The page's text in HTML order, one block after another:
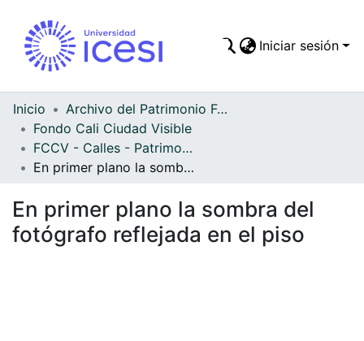
Todo DSpace
Iniciar sesión
Inicio
Archivo del Patrimonio Fotográfico y Fílmico del Valle del Cauca
Fondo Cali Ciudad Visible
FCCV - Calles - Patrimonial
En primer plano la sombra del fotógrafo reflejada en el piso
En primer plano la sombra del
fotógrafo reflejada en el piso